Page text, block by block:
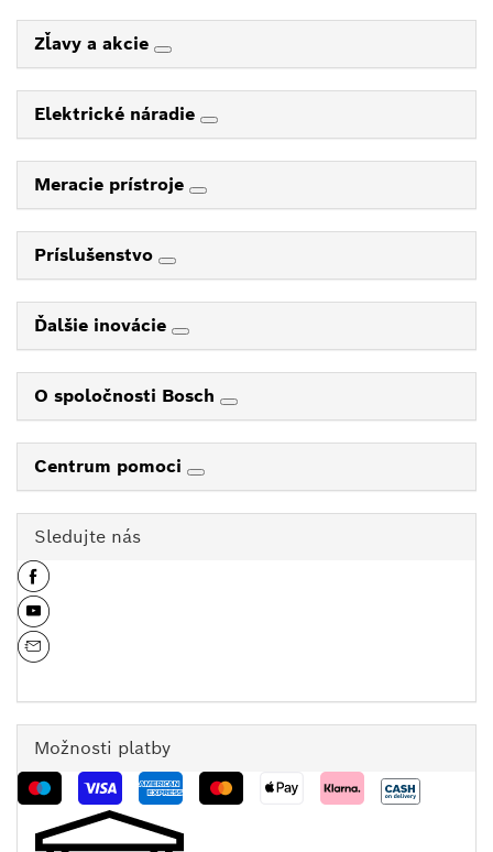
Zľavy a akcie
Elektrické náradie
Meracie prístroje
Príslušenstvo
Ďalšie inovácie
O spoločnosti Bosch
Centrum pomoci
Sledujte nás
Možnosti platby